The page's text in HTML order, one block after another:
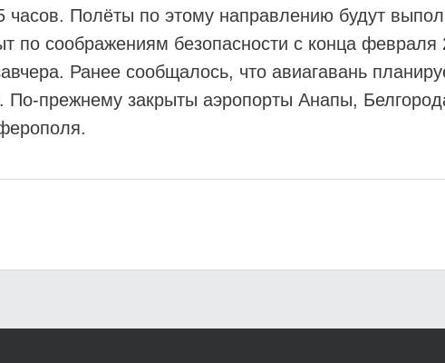
часов. Полёты по этому направлению будут
по соображениям безопасности с конца
Ранее сообщалось, что авиагавань
По-прежнему закрыты аэропорты Анапы,